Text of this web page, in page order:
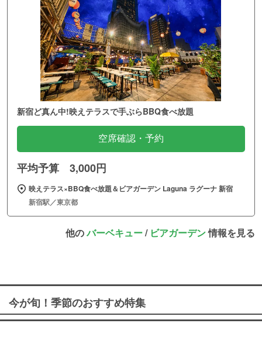
新宿ど真ん中!映えテラスで手ぶらBBQ食べ放題
空席確認・予約
平均予算 3,000円
映えテラス×BBQ食べ放題＆ビアガーデン Laguna ラグーナ 新宿
新宿駅／東京都
他のバーベキュー/ ビアガーデン情報を見る
今が旬！季節のおすすめ特集